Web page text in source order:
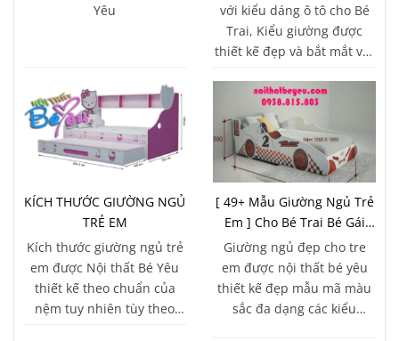
Yêu
với kiểu dáng ô tô cho Bé
Trai, Kiểu giường được
thiết kế đẹp và bắt mắt với
KÍCH THƯỚC GIƯỜNG NGỦ
TRẺ EM
Kích thước giường ngủ trẻ
em được Nội thất Bé Yêu
thiết kế theo chuẩn của
nệm tuy nhiên tùy theo
[ 49+ Mẫu Giường Ngủ Trẻ
Em ] Cho Bé Trai Bé Gái
đẹp Lung Linh 2018
Giường ngủ đẹp cho tre
em được nội thất bé yêu
thiết kế đẹp mẫu mã màu
sắc đa dạng các kiểu